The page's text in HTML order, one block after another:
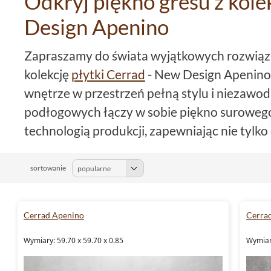
Design Apenino
Zapraszamy do świata wyjątkowych
kolekcję płytki Cerrad - New Design
wnętrze w przestrzeń pełną stylu i
podłogowych łączy w sobie piękno
technologią produkcji, zapewniając nie
Różnorodność formatów dla
spójnej aranżacji. W kolekcji znajdziesz
formaty takie jak płytki 8x59,7 czy płytki
sortowanie
Cerrad Apenino
Wymiary: 59.70 x 59.70 x 0.85